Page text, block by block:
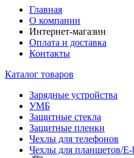
Главная
О компании
Интернет-магазин
Оплата и доставка
Контакты
Каталог товаров
Зарядные устройства
УМБ
Защитные стекла
Защитные пленки
Чехлы для телефонов
Чехлы для планшетов/E-